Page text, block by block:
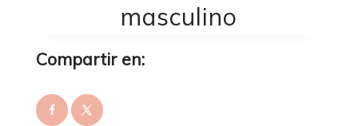
masculino
Compartir en: